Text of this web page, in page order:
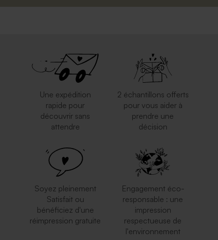
Une expédition
rapide pour
découvrir sans
attendre
2 échantillons offerts
pour vous aider à
prendre une
décision
Soyez pleinement
Satisfait ou
bénéficiez d'une
réimpression gratuite
Engagement éco-
responsable : une
impression
respectueuse de
l'environnement